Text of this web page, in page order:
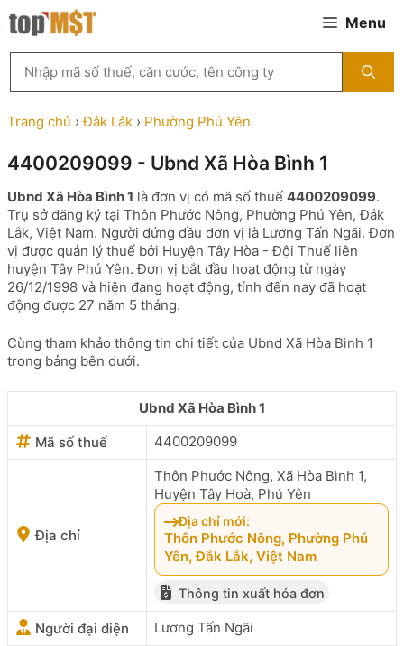
Chuyển
đến
Menu
kiếm
MST
theo
tên
ty,
đại
diện
hoặc
mã
số
thuế
...
Trang chủ ›Đắk Lắk › Phường Phú Yên
4400209099 - Ubnd Xã Hòa Bình 1
Ubnd Xã Hòa Bình 1 là đơn vị có mã số thuế 4400209099.
Trụ sở đăng ký tại Thôn Phước Nông, Phường Phú Yên, Đắk
Lắk, Việt Nam. Người đứng đầu đơn vị là Lương Tấn Ngãi. Đơn
vị được quản lý thuế bởi Huyện Tây Hòa - Đội Thuế liên
huyện Tây Phú Yên. Đơn vị bắt đầu hoạt động từ ngày
26/12/1998 và hiện đang hoạt động, tính đến nay đã hoạt
động được 27 năm 5 tháng.
Cùng tham khảo thông tin chi tiết của Ubnd Xã Hòa Bình 1
trong bảng bên dưới.
Ubnd Xã Hòa Bình 1
Mã số thuế
4400209099
Địa chỉ
Thôn Phước Nông, Xã Hòa Bình 1,
Huyện Tây Hoà, Phú Yên
Địa chỉ mới:
Thôn Phước Nông, Phường Phú
Yên, Đắk Lắk, Việt Nam
Thông tin xuất hóa đơn
Người đại diện Lương Tấn Ngãi